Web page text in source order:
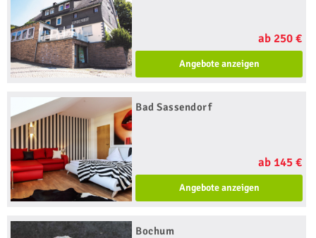
ab 250 €
Angebote anzeigen
Bad Sassendorf
ab 145 €
Angebote anzeigen
Bochum